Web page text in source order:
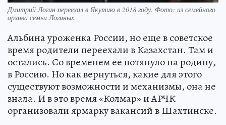
Дмитрий Логин переехал в Якутию в 2018 году. Фото: из семейного
архива семьи Логиных
Альбина уроженка России, но еще в советское
время родители переехали в Казахстан. Там и
остались. Со временем ее потянуло на родину,
в Россию. Но как вернуться, какие для этого
существуют возможности и механизмы, она не
знала. И в это время «Колмар» и АРЧК
организовали ярмарку вакансий в Шахтинске.